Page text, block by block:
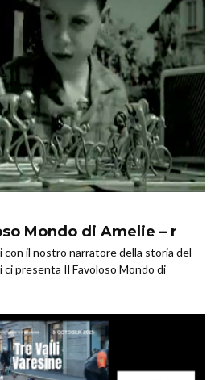
Mondo di Amelie – r
il nostro narratore della storia del
ci presenta Il Favoloso Mondo di